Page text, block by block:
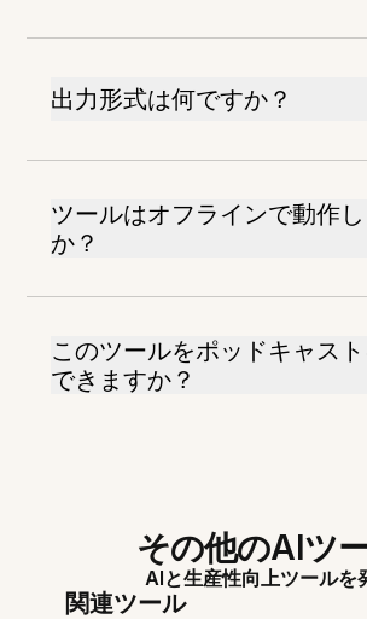
出力形式は何ですか？
ツールはオフラインで動作
か？
このツールをポッドキャス
できますか？
その他のAIツ
AIと生産性向上ツールを
関連ツール